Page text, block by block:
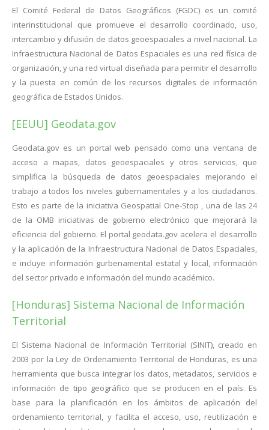
El Comité Federal de Datos Geográficos (FGDC) es un comité
interinstitucional que promueve el desarrollo coordinado, uso,
intercambio y difusión de datos geoespaciales a nivel nacional. La
Infraestructura Nacional de Datos Espaciales es una red física de
organización, y una red virtual diseñada para permitir el desarrollo
y la puesta en común de los recursos digitales de información
geográfica de Estados Unidos.
[EEUU] Geodata.gov
Geodata.gov es un portal web pensado como una ventana de
acceso a mapas, datos geoespaciales y otros servicios, que
simplifica la búsqueda de datos geoespaciales mejorando el
trabajo a todos los niveles gubernamentales y a los ciudadanos.
Esto es parte de la iniciativa Geospatial One-Stop , una de las 24
de la OMB iniciativas de gobierno electrónico que mejorará la
eficiencia del gobierno. El portal geodata.gov acelera el desarrollo
y la aplicación de la Infraestructura Nacional de Datos Espaciales,
e incluye información gurbenamental estatal y local, información
del sector privado e información del mundo académico.
[Honduras] Sistema Nacional de Información
Territorial
El Sistema Nacional de Información Territorial (SINIT), creado en
2003 por la Ley de Ordenamiento Territorial de Honduras, es una
herramienta que busca integrar los datos, metadatos, servicios e
información de tipo geográfico que se producen en el país. Es
base para la planificación en los ámbitos de aplicación del
ordenamiento territorial, y facilita el acceso, uso, reutilización e